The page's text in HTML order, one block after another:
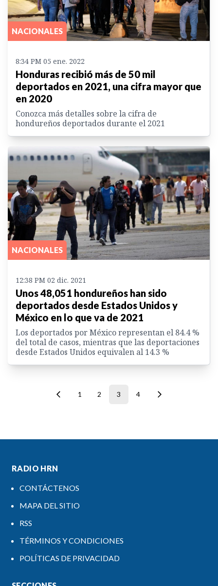
NACIONALES
8:34 PM 05 ene. 2022
Honduras recibió más de 50 mil
deportados en 2021, una cifra mayor que
en 2020
Conozca más detalles sobre la cifra de
hondureños deportados durante el 2021
NACIONALES
12:38 PM 02 dic. 2021
Unos 48,051 hondureños han sido
deportados desde Estados Unidos y
México en lo que va de 2021
Los deportados por México representan el 84.4 %
del total de casos, mientras que las deportaciones
desde Estados Unidos equivalen al 14.3 %
1 2 3 4
RADIO HRN
CONTÁCTENOS
MAPA DEL SITIO
RSS
TÉRMINOS Y CONDICIONES
POLÍTICAS DE PRIVACIDAD